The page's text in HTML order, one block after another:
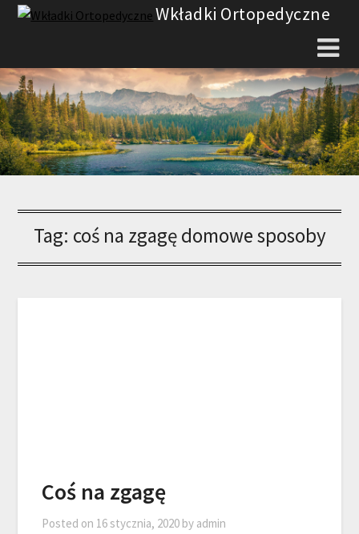
Skip
Wkładki Ortopedyczne
Tag: coś na zgagę domowe sposoby
Coś na zgagę
Posted on 16 stycznia, 2020 by admin